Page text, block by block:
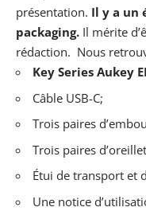
présentation. Il y a un
packaging. Il mérite
rédaction. Nous
Key Series Aukey
Câble USB-C;
Trois paires
Trois paires
Étui de transport et
Une notice